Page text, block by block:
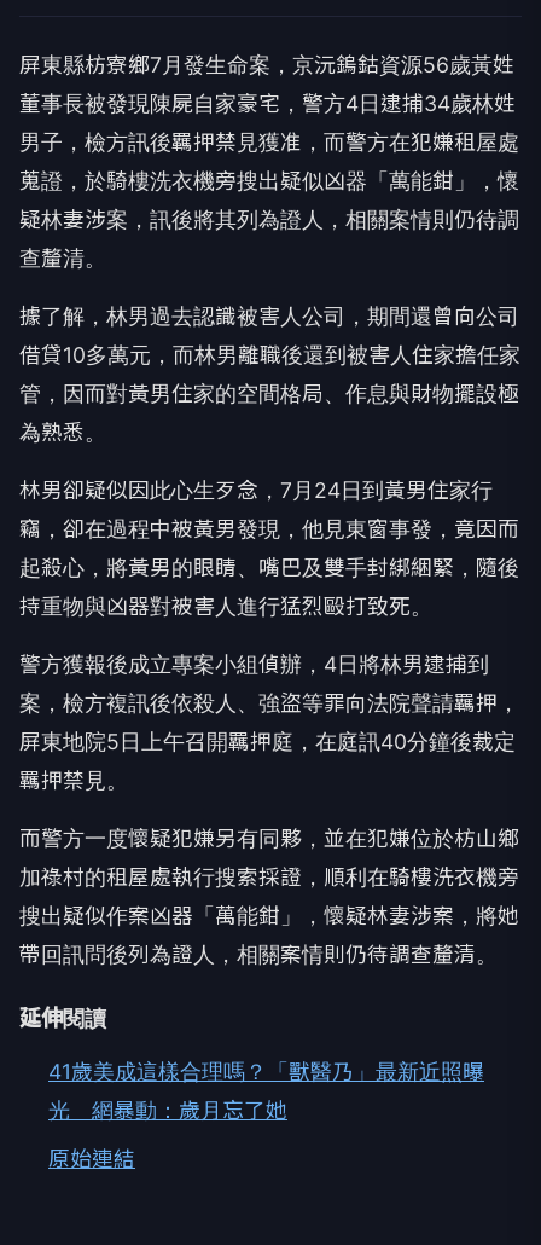
屏東縣枋寮鄉7月發生命案，京沅鎢鈷資源56歲黃姓
董事長被發現陳屍自家豪宅，警方4日逮捕34歲林姓
男子，檢方訊後羈押禁見獲准，而警方在犯嫌租屋處
蒐證，於騎樓洗衣機旁搜出疑似凶器「萬能鉗」，懷
疑林妻涉案，訊後將其列為證人，相關案情則仍待調
查釐清。
據了解，林男過去認識被害人公司，期間還曾向公司
借貸10多萬元，而林男離職後還到被害人住家擔任家
管，因而對黃男住家的空間格局、作息與財物擺設極
為熟悉。
林男卻疑似因此心生歹念，7月24日到黃男住家行
竊，卻在過程中被黃男發現，他見東窗事發，竟因而
起殺心，將黃男的眼睛、嘴巴及雙手封綁綑緊，隨後
持重物與凶器對被害人進行猛烈毆打致死。
警方獲報後成立專案小組偵辦，4日將林男逮捕到
案，檢方複訊後依殺人、強盜等罪向法院聲請羈押，
屏東地院5日上午召開羈押庭，在庭訊40分鐘後裁定
羈押禁見。
而警方一度懷疑犯嫌另有同夥，並在犯嫌位於枋山鄉
加祿村的租屋處執行搜索採證，順利在騎樓洗衣機旁
搜出疑似作案凶器「萬能鉗」，懷疑林妻涉案，將她
帶回訊問後列為證人，相關案情則仍待調查釐清。
延伸閱讀
41歲美成這樣合理嗎？「獸醫乃」最新近照曝
光 網暴動：歲月忘了她
原始連結